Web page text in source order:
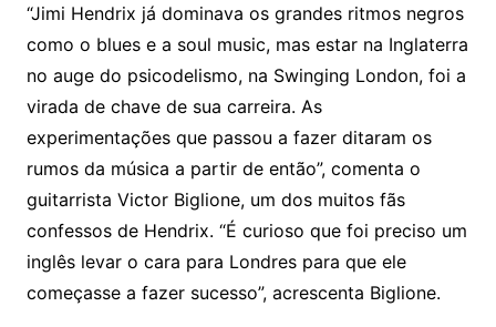
“Jimi Hendrix já dominava os grandes ritmos negros
como o blues e a soul music, mas estar na Inglaterra
no auge do psicodelismo, na Swinging London, foi a
virada de chave de sua carreira. As
experimentações que passou a fazer ditaram os
rumos da música a partir de então”, comenta o
guitarrista Victor Biglione, um dos muitos fãs
confessos de Hendrix. “É curioso que foi preciso um
inglês levar o cara para Londres para que ele
começasse a fazer sucesso”, acrescenta Biglione.